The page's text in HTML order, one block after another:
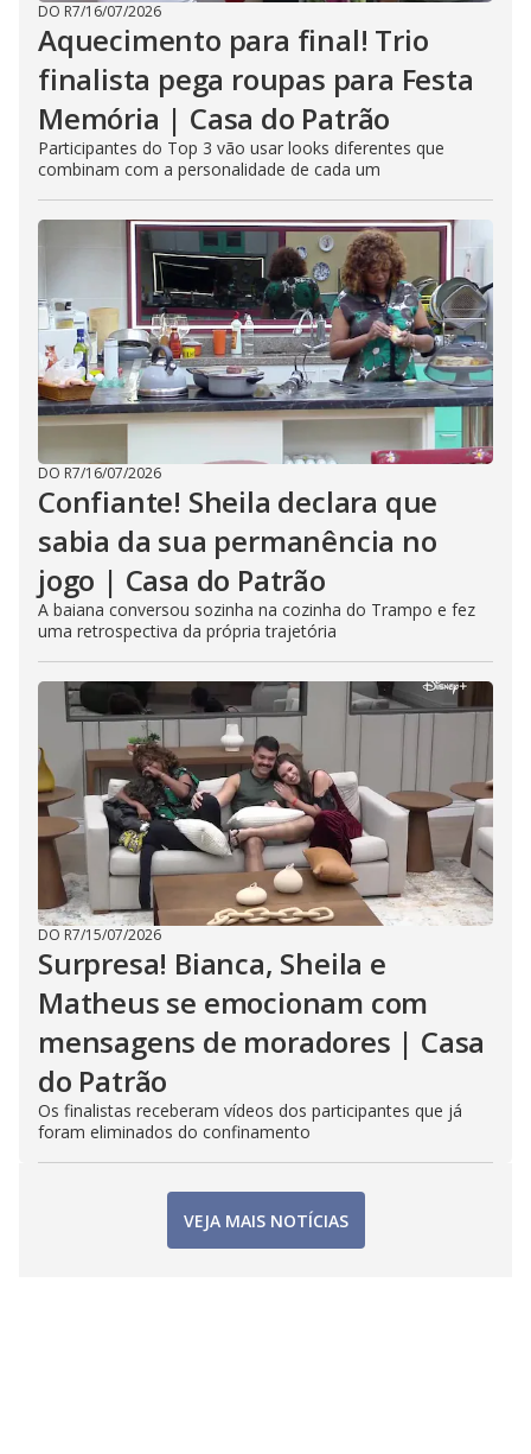
DO R7/16/07/2026
Aquecimento para final! Trio
finalista pega roupas para Festa
Memória | Casa do Patrão
Participantes do Top 3 vão usar looks diferentes que
combinam com a personalidade de cada um
DO R7/16/07/2026
Confiante! Sheila declara que
sabia da sua permanência no
jogo | Casa do Patrão
A baiana conversou sozinha na cozinha do Trampo e fez
uma retrospectiva da própria trajetória
DO R7/15/07/2026
Surpresa! Bianca, Sheila e
Matheus se emocionam com
mensagens de moradores | Casa
do Patrão
Os finalistas receberam vídeos dos participantes que já
foram eliminados do confinamento
VEJA MAIS NOTÍCIAS